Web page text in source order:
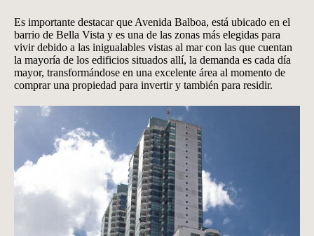
Es importante destacar que Avenida Balboa, está ubicado en el
barrio de Bella Vista y es una de las zonas más elegidas para
vivir debido a las inigualables vistas al mar con las que cuentan
la mayoría de los edificios situados allí, la demanda es cada día
mayor, transformándose en una excelente área al momento de
comprar una propiedad para invertir y también para residir.